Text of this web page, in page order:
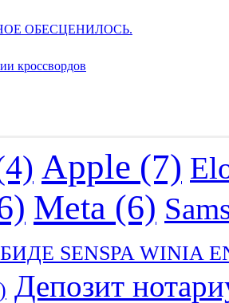
ОБЕСЦЕНИЛОСЬ.
кроссвордов
Apple (7)
Meta (6)
БИДЕ SENSPA WINIA
Депозит